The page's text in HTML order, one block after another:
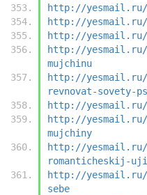
http://yesmail.ru/
http://yesmail.ru/
http://yesmail.ru/
http://yesmail.ru/
mujchinu
http://yesmail.ru/
revnovat-sovety-
http://yesmail.ru/
http://
mujchiny
http://yesmail.ru/
romanticheskij-
http://
sebe